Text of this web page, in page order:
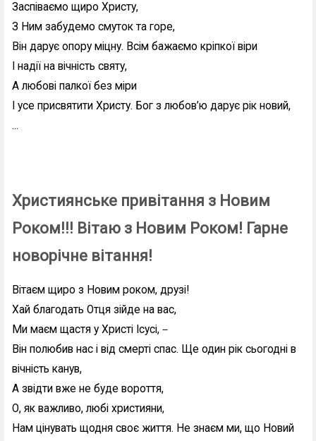
Заспіваємо щиро Христу,
З Ним забудемо смуток та горе,
Він дарує опору міцну. Всім бажаємо кріпкої віри
І надії на вічність святу,
А любові палкої без міри
І усе присвятити Христу. Бог з любов’ю дарує рік новий,
...
Християнське привітання з Новим
Роком!!! Вітаю з Новим Роком! Гарне
новорічне вітання!
Вітаєм щиро з Новим роком, друзі!
Хай благодать Отця зійде на вас,
Ми маєм щастя у Христі Ісусі,－
Він полюбив нас і від смерті спас. Ще один рік сьогодні в
вічність канув,
А звідти вже не буде вороття,
О, як важливо, любі християни,
Нам цінувать щодня своє життя. Не знаєм ми, що Новий